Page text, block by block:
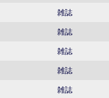
雑誌
雑誌
雑誌
雑誌
雑誌